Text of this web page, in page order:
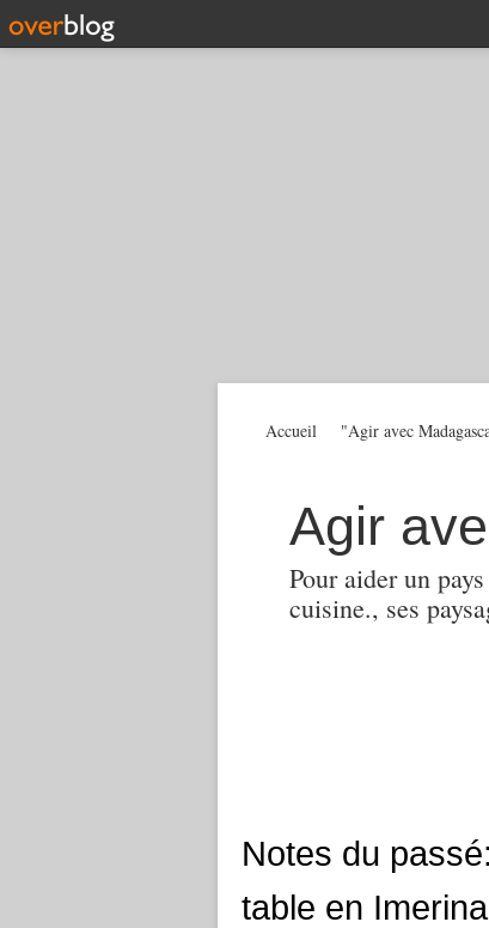
Agir
Pour aider un
cuisine., ses
Accueil "Agir avec
Notes du
table en Imerina